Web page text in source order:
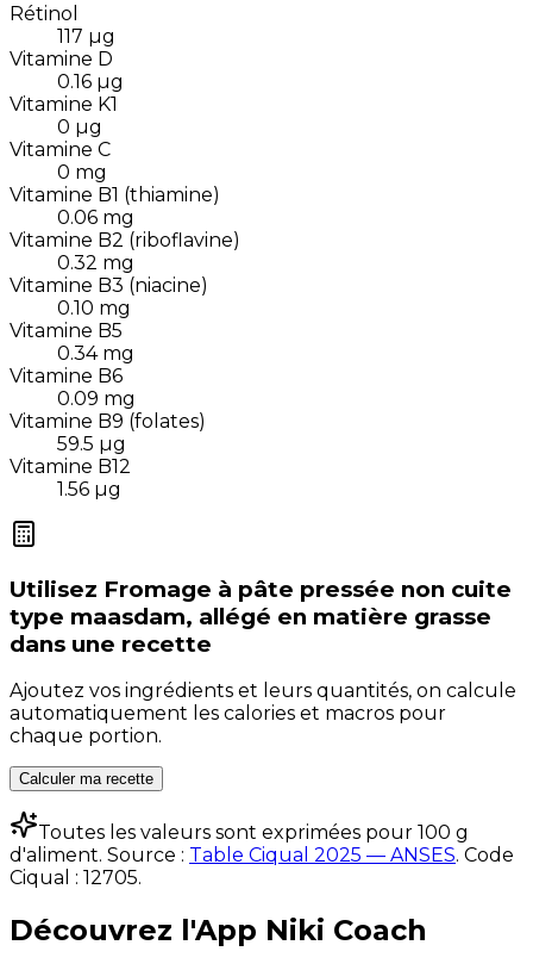
Rétinol
117 µg
Vitamine D
0.16 µg
Vitamine K1
0 µg
Vitamine C
0 mg
Vitamine B1 (thiamine)
0.06 mg
Vitamine B2 (riboflavine)
0.32 mg
Vitamine B3 (niacine)
0.10 mg
Vitamine B5
0.34 mg
Vitamine B6
0.09 mg
Vitamine B9 (folates)
59.5 µg
Vitamine B12
1.56 µg
Utilisez Fromage à pâte pressée non cuite
type maasdam, allégé en matière grasse
dans une recette
Ajoutez vos ingrédients et leurs quantités, on calcule
automatiquement les calories et macros pour
chaque portion.
Calculer ma recette
Toutes les valeurs sont exprimées pour 100 g
d'aliment. Source : Table Ciqual 2025 — ANSES. Code
Ciqual : 12705.
Découvrez l'App Niki Coach